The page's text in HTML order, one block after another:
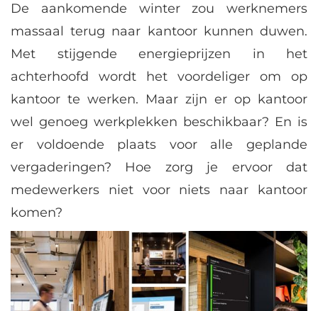
De aankomende winter zou werknemers
massaal terug naar kantoor kunnen duwen.
Met stijgende energieprijzen in het
achterhoofd wordt het voordeliger om op
kantoor te werken. Maar zijn er op kantoor
wel genoeg werkplekken beschikbaar? En is
er voldoende plaats voor alle geplande
vergaderingen? Hoe zorg je ervoor dat
medewerkers niet voor niets naar kantoor
komen?